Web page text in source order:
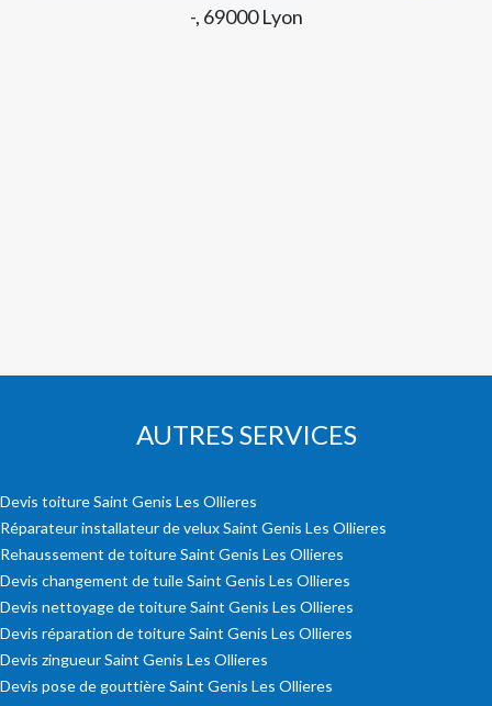
-, 69000 Lyon
AUTRES SERVICES
Devis toiture Saint Genis Les Ollieres
Réparateur installateur de velux Saint Genis Les Ollieres
Rehaussement de toiture Saint Genis Les Ollieres
Devis changement de tuile Saint Genis Les Ollieres
Devis nettoyage de toiture Saint Genis Les Ollieres
Devis réparation de toiture Saint Genis Les Ollieres
Devis zingueur Saint Genis Les Ollieres
Devis pose de gouttière Saint Genis Les Ollieres